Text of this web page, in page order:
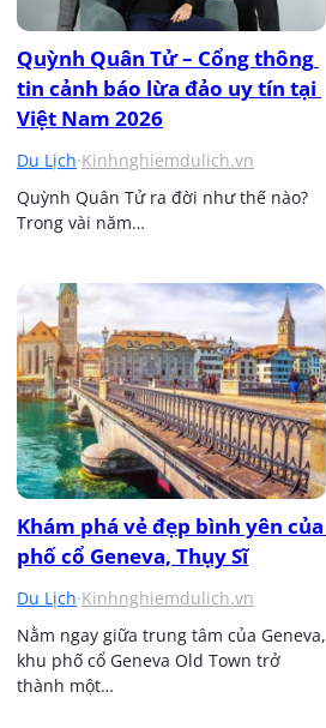
Quỳnh Quân Tử – Cổng thông
tin cảnh báo lừa đảo uy tín tại
Việt Nam 2026
Du Lịch·Kinhnghiemdulich.vn
Quỳnh Quân Tử ra đời như thế nào?
Trong vài năm…
Khám phá vẻ đẹp bình yên của
phố cổ Geneva, Thụy Sĩ
Du Lịch·Kinhnghiemdulich.vn
Nằm ngay giữa trung tâm của Geneva,
khu phố cổ Geneva Old Town trở
thành một…